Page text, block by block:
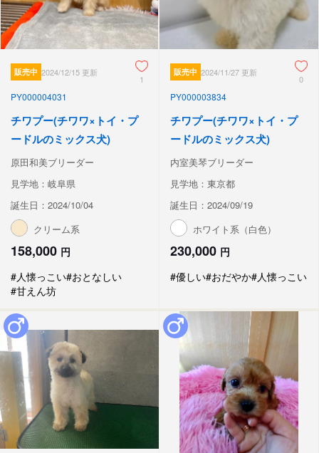
販売中 2024/12/15 更新
1
PY000004031
チワプー(チワワ×トイ・プ
ードルのミックス犬)
原田和美ブリーダー
見学地：岐阜県
誕生日：2024/10/04
クリーム系
158,000 円
#人懐っこい#おとなしい
#甘えん坊
販売中 2024/11/27 更新
0
PY000003834
チワプー(チワワ×トイ・プ
ードルのミックス犬)
内室美琴ブリーダー
見学地：東京都
誕生日：2024/09/19
ホワイト系（白色）
230,000 円
#優しい#おだやか#人懐っこい